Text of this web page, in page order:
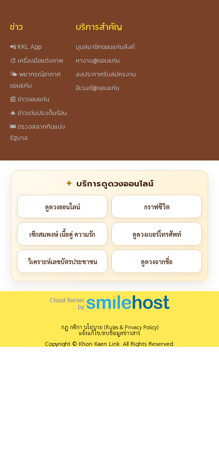
ข่าว
📲 KKL App
🎨 เครื่องมือแต่งภาพ
🌤️ พยากรณ์อากาศ
ขอนแก่น
📰 ข่าวขอนแก่น
🔥 ข่าวเด่นประเด็นร้อน
🎟️ ตรวจสลากกินแบ่ง
รัฐบาล
บริการสำคัญ
มุมสมาชิกขอนแก่นลิงก์
หางาน@ขอนแก่น
ลงประกาศรับสมัครงาน
อีเวนต์@ขอนแก่น
บริการดูดวงออนไลน์
ดูดวงออนไลน์ กราฟชีวิต
เช็กสมพงษ์ เนื้อคู่ ความรัก ดูดวงเบอร์โทรศัพท์
วิเคราะห์เลขบัตรประชาชน ดูดวงจากชื่อ
กฎ กติกา นโยบาย (Rules & Privacy Policy)
แจ้งแก้ไข/ลบข้อมูลข่าวสาร
Copyright © Khon Kaen Link. All Rights Reserved.